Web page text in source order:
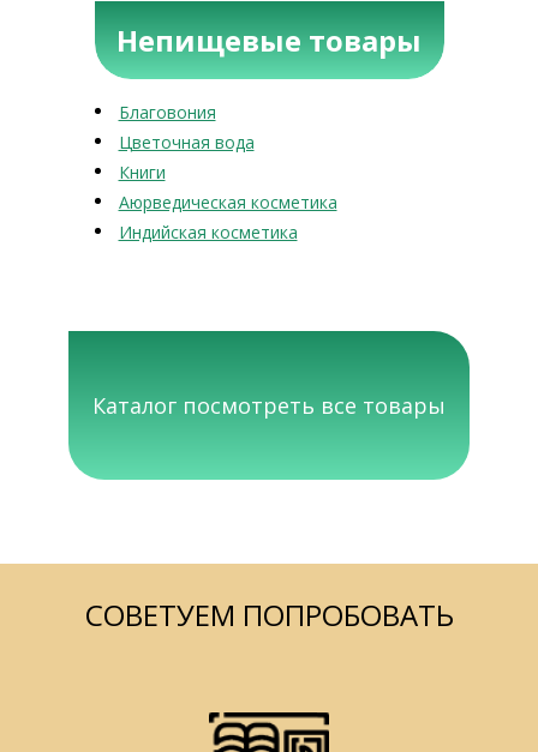
Непищевые товары
Благовония
Цветочная вода
Книги
Аюрведическая косметика
Индийская косметика
Каталог посмотреть все товары
СОВЕТУЕМ ПОПРОБОВАТЬ